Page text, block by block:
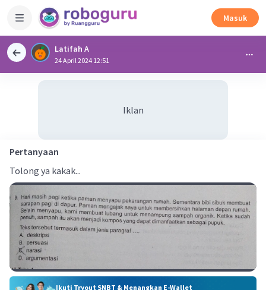
Masuk
Latifah A
24 April 2024 12:51
Iklan
Pertanyaan
Tolong ya kakak...
Ikuti Tryout SNBT & Menangkan E-Wallet